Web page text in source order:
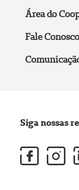
Área do
Fale Conosco
Siga nossas